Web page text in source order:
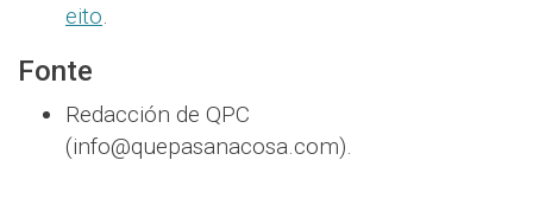
eito.
Fonte
Redacción de QPC
(info@quepasanacosa.com).